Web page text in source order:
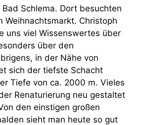
Bad Schlema. Dort besuchten
Weihnachtsmarkt. Christoph
uns viel Wissenswertes über
über den
in der Nähe von
sich der tiefste Schacht
Tiefe von ca. 2000 m. Vieles
Renaturierung neu gestaltet
den einstigen großen
sieht man heute so gut